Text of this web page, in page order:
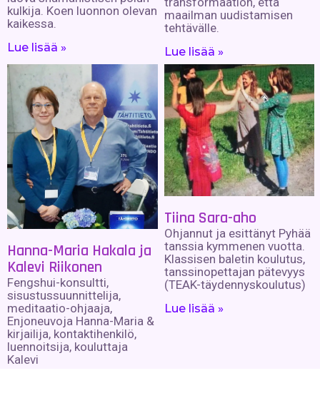
kulkija. Koen luonnon olevan
kaikessa.
Lue lisää »
maailman uudistamisen
tehtävälle.
Lue lisää »
Hanna-Maria Hakala ja
Kalevi Riikonen
Fengshui-konsultti,
sisustussuunnittelija,
meditaatio-ohjaaja,
Enjoneuvoja Hanna-Maria &
kirjailija, kontaktihenkilö,
luennoitsija, kouluttaja
Kalevi
Tiina Sara-aho
Ohjannut ja esittänyt Pyhää
tanssia kymmenen vuotta.
Klassisen baletin koulutus,
tanssinopettajan pätevyys
(TEAK-täydennyskoulutus)
Lue lisää »